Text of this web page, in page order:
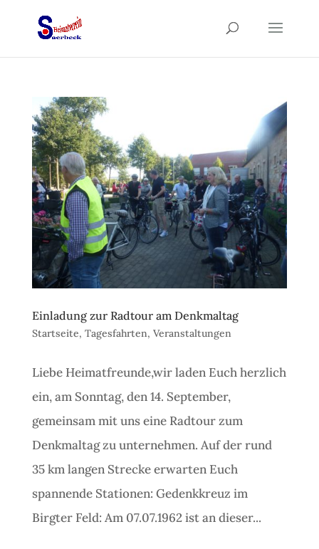
Einladung zur Radtour am Denkmaltag
Startseite, Tagesfahrten, Veranstaltungen
Liebe Heimatfreunde,wir laden Euch herzlich
ein, am Sonntag, den 14. September,
gemeinsam mit uns eine Radtour zum
Denkmaltag zu unternehmen. Auf der rund
35 km langen Strecke erwarten Euch
spannende Stationen: Gedenkkreuz im
Birgter Feld: Am 07.07.1962 ist an dieser...